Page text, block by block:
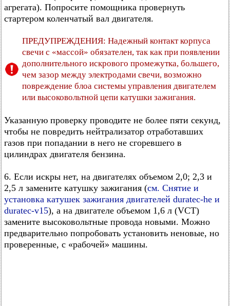
агрегата). Попросите помощника провернуть
стартером коленчатый вал двигателя.
ПРЕДУПРЕЖДЕНИЯ: Надежный контакт корпуса
свечи с «массой» обязателен, так как при появлении
дополнительного искрового промежутка, большего,
чем зазор между электродами свечи, возможно
повреждение блоа системы управления двигателем
или высоковольтной цепи катушки зажигания.
Указанную проверку проводите не более пяти секунд,
чтобы не повредить нейтрализатор отработавших
газов при попадании в него не сгоревшего в
цилиндрах двигателя бензина.
6. Если искры нет, на двигателях объемом 2,0; 2,3 и
2,5 л замените катушку зажигания (см. Снятие и
установка катушек зажигания двигателей duratec-he и
duratec-v15), а на двигателе объемом 1,6 л (VCT)
замените высоковольтные провода новыми. Можно
предварительно попробовать установить неновые, но
проверенные, с «рабочей» машины.